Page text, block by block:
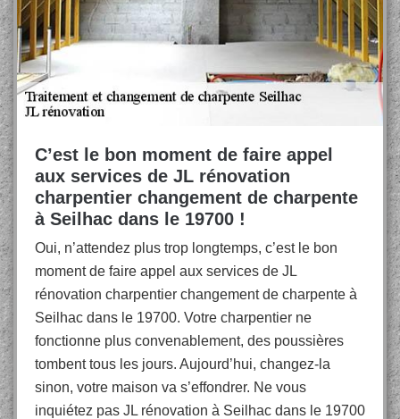
C’est le bon moment de faire appel
aux services de JL rénovation
charpentier changement de charpente
à Seilhac dans le 19700 !
Oui, n’attendez plus trop longtemps, c’est le bon
moment de faire appel aux services de JL
rénovation charpentier changement de charpente à
Seilhac dans le 19700. Votre charpentier ne
fonctionne plus convenablement, des poussières
tombent tous les jours. Aujourd’hui, changez-la
sinon, votre maison va s’effondrer. Ne vous
inquiétez pas JL rénovation à Seilhac dans le 19700